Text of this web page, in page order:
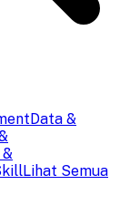
Data &
&
Lihat Semua